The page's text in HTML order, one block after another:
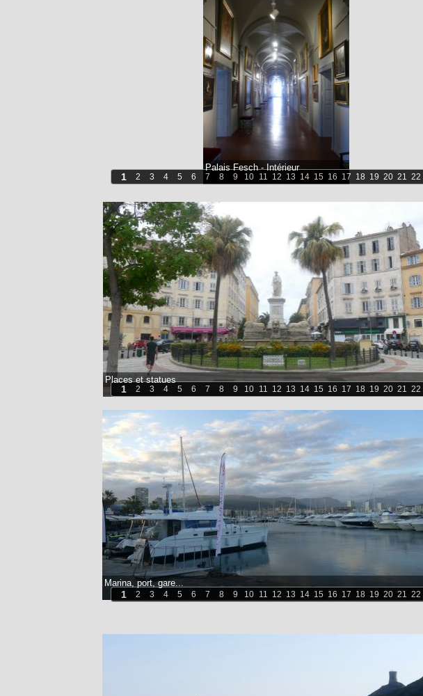
Marina, port, gare...
1 2 3 4 5 6 7 8 9 10 11 12 13 14 15 16 17 18 19 20 21 22
Places et statues
1 2 3 4 5 6 7 8 9 10 11 12 13 14 15 16 17 18 19 20 21 22
Palais Fesch - Intérieur
1 2 3 4 5 6 7 8 9 10 11 12 13 14 15 16 17 18 19 20 21 22